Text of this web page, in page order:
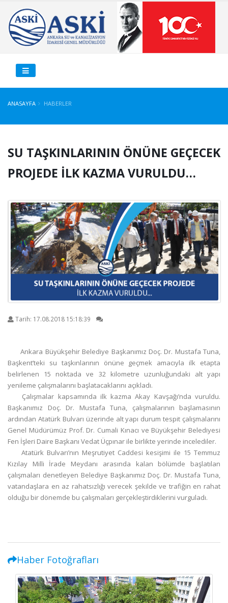
ANASAYFA HABERLER
SU TAŞKINLARININ ÖNÜNE GEÇECEK
PROJEDE İLK KAZMA VURULDU…
Tarih: 17.08.2018 15:18:39
Ankara Büyükşehir Belediye Başkanımız Doç. Dr. Mustafa Tuna,
Başkent’teki su taşkınlarının önüne geçmek amacıyla ilk etapta
belirlenen 15 noktada ve 32 kilometre uzunluğundaki alt yapı
yenileme çalışmalarını başlatacaklarını açıkladı.
Çalışmalar kapsamında ilk kazma Akay Kavşağı’nda vuruldu.
Başkanımız Doç. Dr. Mustafa Tuna, çalışmalarının başlamasının
ardından Atatürk Bulvarı üzerinde alt yapı durum tespit çalışmalarını
Genel Müdürümüz Prof. Dr. Cumali Kınacı ve Büyükşehir Belediyesi
Fen İşleri Daire Başkanı Vedat Üçpınar ile birlikte yerinde incelediler.
Atatürk Bulvarı’nın Meşrutiyet Caddesi kesişimi ile 15 Temmuz
Kızılay Milli İrade Meydanı arasında kalan bölümde başlatılan
çalışmaları denetleyen Belediye Başkanımız Doç. Dr. Mustafa Tuna,
vatandaşlara en az rahatsızlığı verecek şekilde ve trafiğin en rahat
olduğu bir dönemde bu çalışmaları gerçekleştirdiklerini vurguladı.
Haber Fotoğrafları